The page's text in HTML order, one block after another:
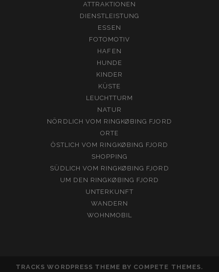
ATTRAKTIONEN
DIENSTLEISTUNG
ESSEN
FOTOMOTIV
HAFEN
HUNDE
KINDER
KÜSTE
LEUCHTTURM
NATUR
NÖRDLICH VOM RINGKØBING FJORD
ORTE
ÖSTLICH VOM RINGKØBING FJORD
SHOPPING
SÜDLICH VOM RINGKØBING FJORD
UM DEN RINGKØBING FJORD
UNTERKUNFT
WANDERN
WOHNMOBIL
TRACKS WORDPRESS THEME BY COMPETE THEMES.